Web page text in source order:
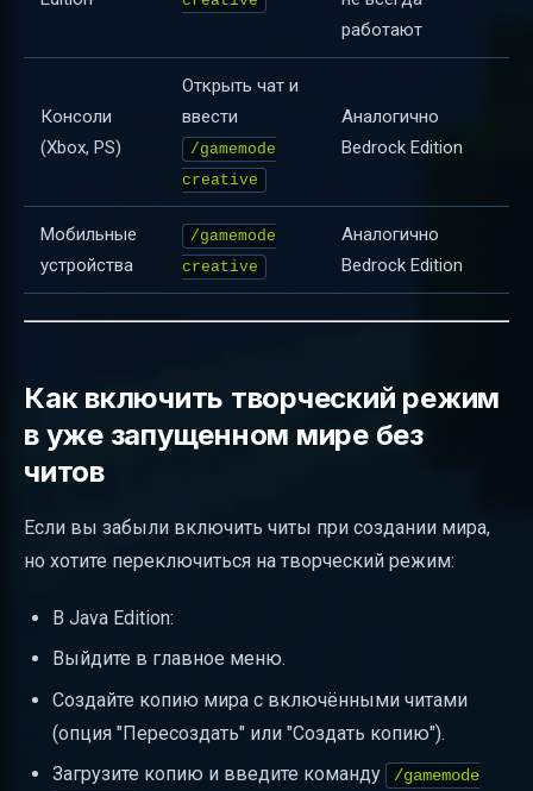
работают
Консоли
(Xbox, PS)
Открыть чат и
ввести
/gamemode
creative
Аналогично
Bedrock Edition
Мобильные
устройства
/gamemode
creative
Аналогично
Bedrock Edition
Как включить творческий режим
в уже запущенном мире без
читов
Если вы забыли включить читы при создании мира,
но хотите переключиться на творческий режим:
В Java Edition:
Выйдите в главное меню.
Создайте копию мира с включёнными читами
(опция "Пересоздать" или "Создать копию").
Загрузите копию и введите команду
/gamemode